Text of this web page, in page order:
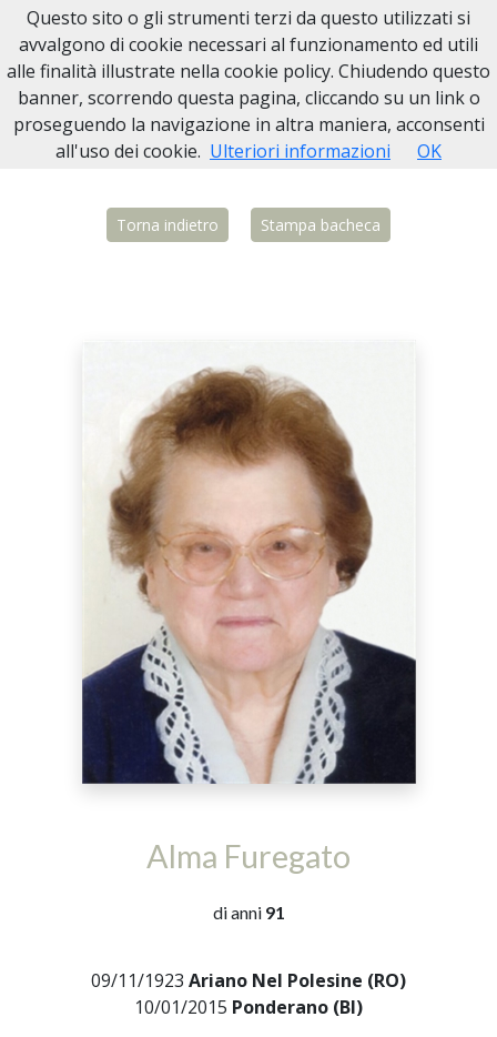
Necrologi Biella
Home Italia BI Ponderano Alma Furegato
Torna indietro Stampa bacheca
Alma Furegato
di anni 91
09/11/1923 Ariano Nel Polesine (RO)
10/01/2015 Ponderano (BI)
Questo sito o gli strumenti terzi da questo utilizzati si
avvalgono di cookie necessari al funzionamento ed utili
alle finalità illustrate nella cookie policy. Chiudendo questo
banner, scorrendo questa pagina, cliccando su un link o
proseguendo la navigazione in altra maniera, acconsenti
all'uso dei cookie. Ulteriori informazioni OK